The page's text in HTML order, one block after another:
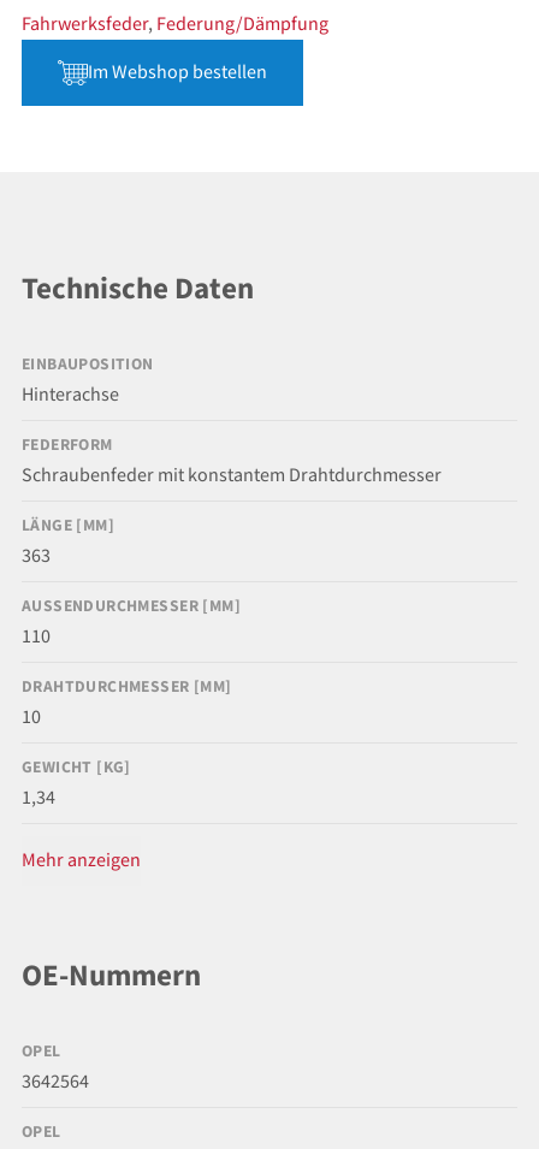
Fahrwerksfeder, Federung/Dämpfung
Im Webshop bestellen
Technische Daten
EINBAUPOSITION
Hinterachse
FEDERFORM
Schraubenfeder mit konstantem Drahtdurchmesser
LÄNGE [MM]
363
AUSSENDURCHMESSER [MM]
110
DRAHTDURCHMESSER [MM]
10
GEWICHT [KG]
1,34
Mehr anzeigen
OE-Nummern
OPEL
3642564
OPEL